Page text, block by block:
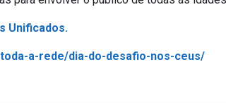
Unificados.
a-rede/dia-do-desafio-nos-ceus/